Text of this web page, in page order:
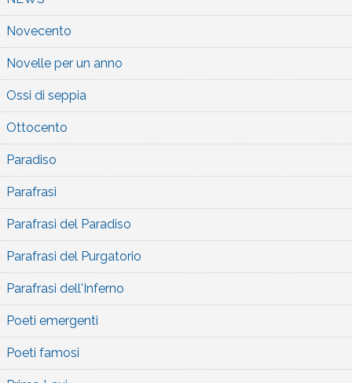
Novecento
Novelle per un anno
Ossi di seppia
Ottocento
Paradiso
Parafrasi
Parafrasi del Paradiso
Parafrasi del Purgatorio
Parafrasi dell'Inferno
Poeti emergenti
Poeti famosi